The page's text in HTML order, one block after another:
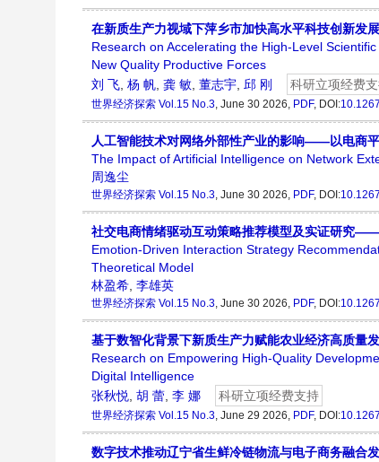
在新质生产力视域下萍乡市加快高水平科技创新发
Research on Accelerating the High-Level
New Quality Productive Forces
刘 飞, 杨 帆, 龚 敏, 董志宇, 邱 刚 科研立项经费
世界经济探索 Vol.15 No.3, June 30 2026, PDF, DOI:
人工智能技术对网络外部性产业的影响——以电商
The Impact of Artificial Intelligence on Network
周逸尘
世界经济探索 Vol.15 No.3, June 30 2026, PDF, DOI:
社交电商情绪驱动互动策略推荐模型及实证研究
Emotion-Driven Interaction Strategy
Theoretical Model
林盈希, 李雄英
世界经济探索 Vol.15 No.3, June 30 2026, PDF, DOI:
基于数智化背景下新质生产力赋能农业经济高质量
Research on Empowering High-Quality
Digital Intelligence
张秋悦, 胡 蕾, 李 娜 科研立项经费支持
世界经济探索 Vol.15 No.3, June 29 2026, PDF, DOI:
数字技术推动辽宁省生鲜冷链物流与电子商务融合